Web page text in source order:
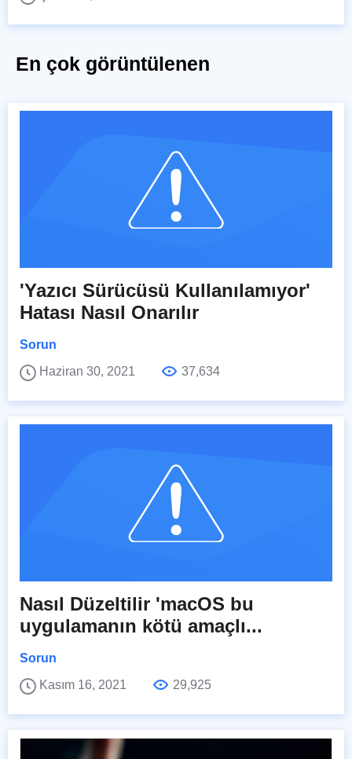
En çok görüntülenen
'Yazıcı Sürücüsü Kullanılamıyor'
Hatası Nasıl Onarılır
Sorun
Haziran 30, 2021
37,634
Nasıl Düzeltilir 'macOS bu
uygulamanın kötü amaçlı...
Sorun
Kasım 16, 2021
29,925